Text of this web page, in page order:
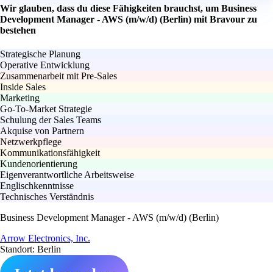
Wir glauben, dass du diese Fähigkeiten brauchst, um Business
Development Manager - AWS (m/w/d) (Berlin) mit Bravour zu
bestehen
Strategische Planung
Operative Entwicklung
Zusammenarbeit mit Pre-Sales
Inside Sales
Marketing
Go-To-Market Strategie
Schulung der Sales Teams
Akquise von Partnern
Netzwerkpflege
Kommunikationsfähigkeit
Kundenorientierung
Eigenverantwortliche Arbeitsweise
Englischkenntnisse
Technisches Verständnis
Business Development Manager - AWS (m/w/d) (Berlin)
Arrow Electronics, Inc.
Standort: Berlin